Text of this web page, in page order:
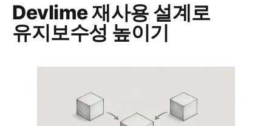
Devlime 재사용 설계로
유지보수성 높이기